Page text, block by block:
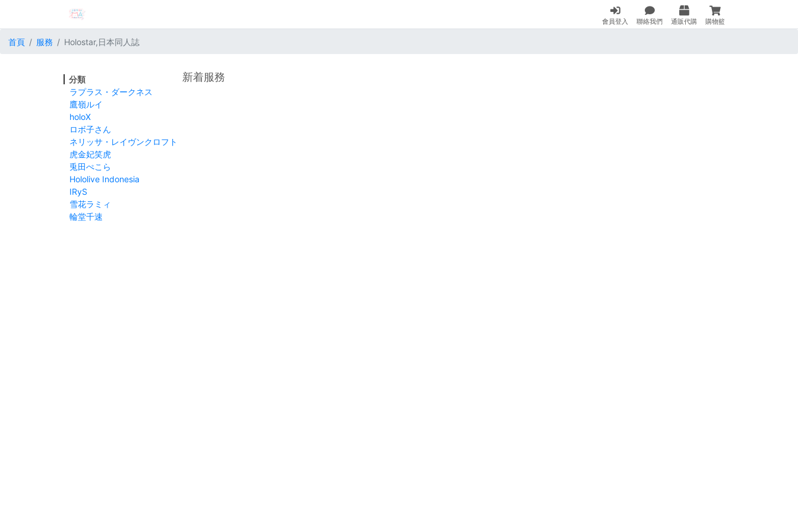
會員登入 聯絡我們 通販代購 購物籃
首頁 服務 Holostar,日本同人誌
分類
ラプラス・ダークネス
鷹嶺ルイ
holoX
ロボ子さん
ネリッサ・レイヴンクロフト
虎金妃笑虎
兎田ぺこら
Hololive Indonesia
IRyS
雪花ラミィ
輪堂千速
新着服務